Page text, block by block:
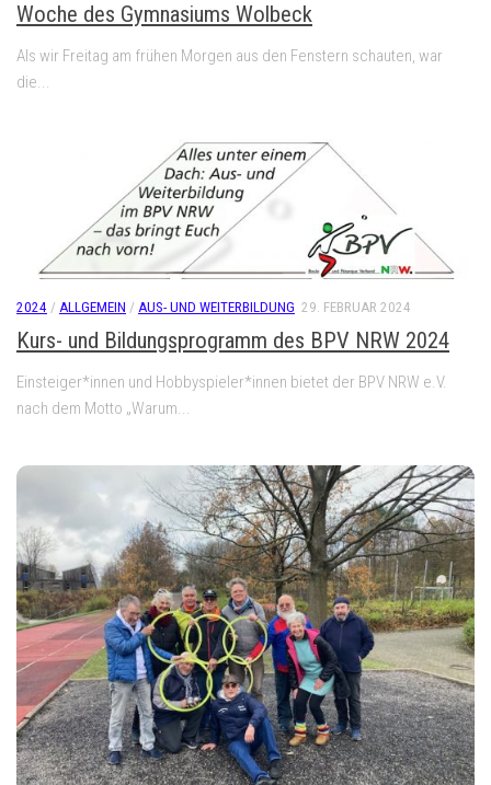
Woche des Gymnasiums Wolbeck
Als wir Freitag am frühen Morgen aus den Fenstern schauten, war
die...
2024 / ALLGEMEIN / AUS- UND WEITERBILDUNG 29. FEBRUAR 2024
Kurs- und Bildungsprogramm des BPV NRW 2024
Einsteiger*innen und Hobbyspieler*innen bietet der BPV NRW e.V.
nach dem Motto „Warum...